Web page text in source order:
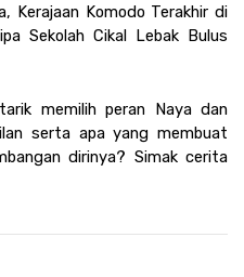
Kerajaan Komodo Terakhir di
Sekolah Cikal Lebak Bulus
memilih peran Naya dan
serta apa yang membuat
dirinya? Simak cerita